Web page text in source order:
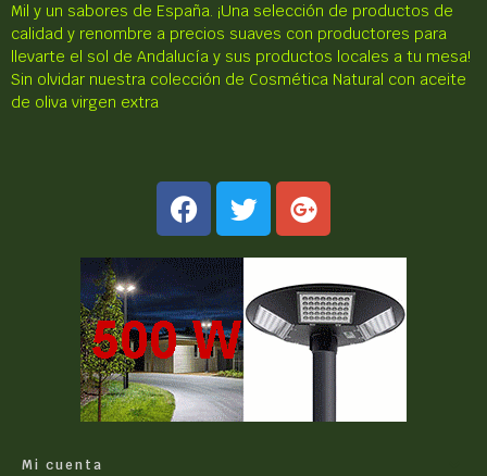
Mil y un sabores de España. ¡Una selección de productos de
calidad y renombre a precios suaves con productores para
llevarte el sol de Andalucía y sus productos locales a tu mesa!
Sin olvidar nuestra colección de Cosmética Natural con aceite
de oliva virgen extra
Mi cuenta